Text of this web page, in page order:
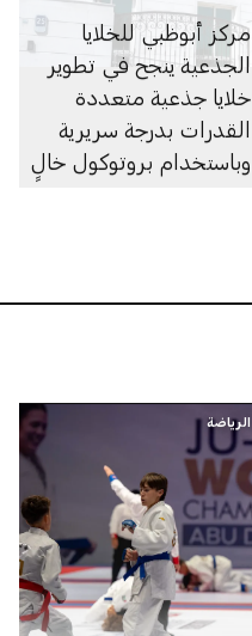
مركز أبوظبي للخلايا
الجذعية ينجح في تطوير
خلايا جذعية متعددة
القدرات بدرجة سريرية
وباستخدام بروتوكول خالٍ
الرياضة